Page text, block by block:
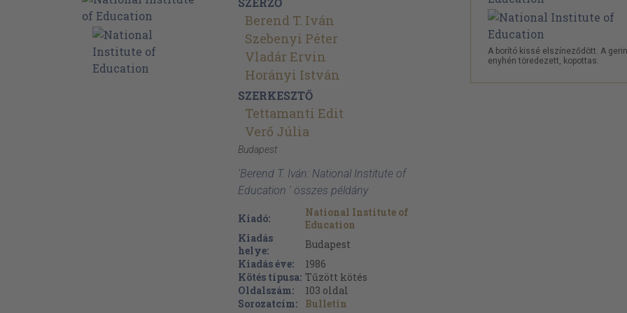
Berend T. Iván
Szebenyi Péter
Vladár Ervin
Horányi István
SZERKESZTŐ
Tettamanti Edit
Verő Júlia
Budapest
'Berend T. Iván: National Institute of
Education ' összes példány
Kiadó:
National Institute of
Education
Kiadás
helye:
Budapest
Kiadás éve:
1986
Kötés típusa: Tűzött kötés
Oldalszám:
103 oldal
Sorozatcím:
Bulletin
A borító kissé elszíneződött. A
enyhén töredezett, kopottas.